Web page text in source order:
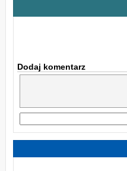
Dodaj komentarz